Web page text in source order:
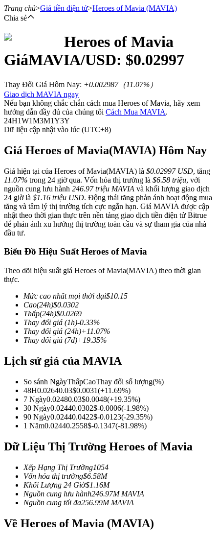
Hợp đồng tương lai
USDT Futures
TradFi
Phái sinh cổ phiếu, ngoại hối, kim loại quý và hàng hóa
Futures sử dụng USDC làm tài sản thế chấp
Trang chủ>Giá tiền điện tử>Heroes of Mavia (MAVIA)
Chia sẻ
Heroes of Mavia
GiáMAVIA/USD: $0.02997
Thay Đổi Giá Hôm Nay: +0.002987（11.07%）
Giao dịch MAVIA ngay
Nếu bạn không chắc chắn cách mua Heroes of Mavia, hãy xem
hướng dẫn đầy đủ của chúng tôi Cách Mua MAVIA.
24H1W1M3M1Y3Y
Dữ liệu cập nhật vào lúc (UTC+8)
Giá Heroes of Mavia(MAVIA) Hôm Nay
Giá hiện tại của Heroes of Mavia(MAVIA) là $0.02997 USD, tăng
11.07% trong 24 giờ qua. Vốn hóa thị trường là $6.58 triệu, với
nguồn cung lưu hành 246.97 triệu MAVIA và khối lượng giao dịch
24 giờ là $1.16 triệu USD. Động thái tăng phản ánh hoạt động mua
tăng và tâm lý thị trường tích cực ngắn hạn. Giá MAVIA được cập
nhật theo thời gian thực trên nền tảng giao dịch tiền điện tử Bitrue
để phản ánh xu hướng thị trường toàn cầu và sự tham gia của nhà
đầu tư.
Biểu Đồ Hiệu Suất Heroes of Mavia
Theo dõi hiệu suất giá Heroes of Mavia(MAVIA) theo thời gian
thực.
Mức cao nhất mọi thời đại$10.15
Cao(24h)$0.0302
Thấp(24h)$0.0269
Thay đổi giá (1h)-0.33%
Thay đổi giá (24h)+11.07%
Thay đổi giá (7d)+19.35%
Lịch sử giá của MAVIA
So sánh NgàyThấpCaoThay đổi số lượng(%)
48H0.02640.03$0.0031(+11.69%)
7 Ngày0.02480.03$0.0048(+19.35%)
30 Ngày0.02440.0302$-0.0006(-1.98%)
90 Ngày0.02440.0422$-0.0123(-29.35%)
1 Năm0.02440.2558$-0.1347(-81.98%)
Dữ Liệu Thị Trường Heroes of Mavia
Xếp Hạng Thị Trường1054
Vốn hóa thị trường$6.58M
Khối Lượng 24 Giờ$1.16M
Nguồn cung lưu hành246.97M MAVIA
Nguồn cung tối đa256.99M MAVIA
Về Heroes of Mavia (MAVIA)